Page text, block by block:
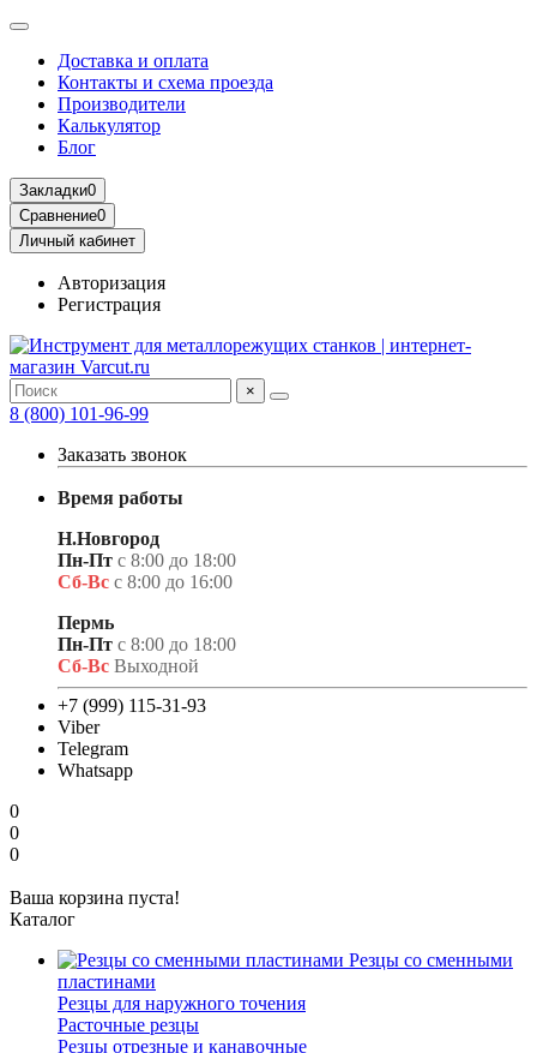
Доставка и оплата
Контакты и схема проезда
Производители
Калькулятор
Блог
Закладки0
Сравнение0
Личный кабинет
Авторизация
Регистрация
×
8 (800) 101-96-99
Заказать звонок
Время работы
Н.Новгород
Пн-Пт с 8:00 до 18:00
Сб-Вс с 8:00 до 16:00
Пермь
Пн-Пт с 8:00 до 18:00
Сб-Вс Выходной
+7 (999) 115-31-93
Viber
Telegram
Whatsapp
0
0
0
Ваша корзина пуста!
Каталог
Резцы со сменными
пластинами
Резцы для наружного точения
Расточные резцы
Резцы отрезные и канавочные